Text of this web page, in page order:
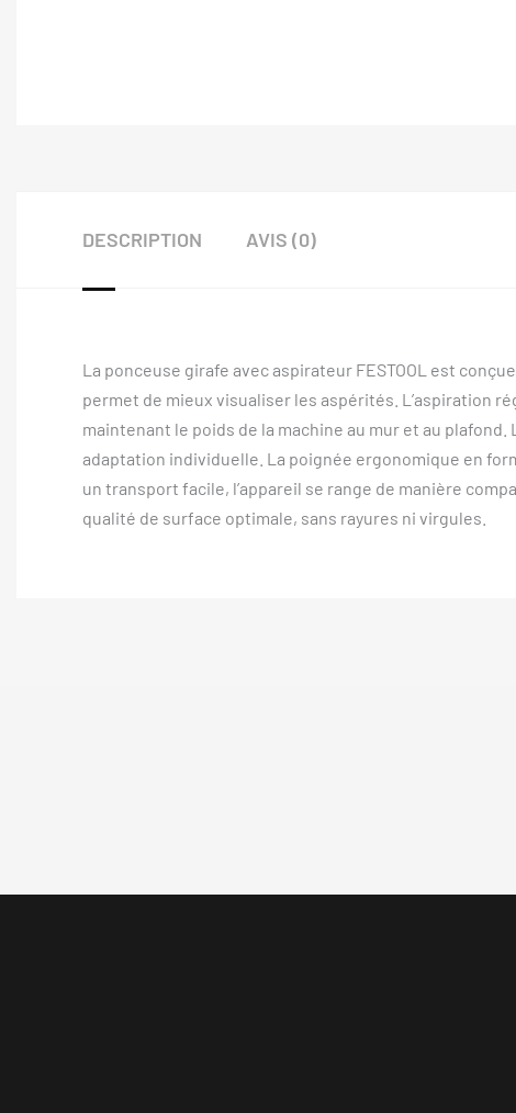
DESCRIPTION AVIS (0)
La ponceuse girafe avec aspirateur FESTOOL est
permet de mieux visualiser les aspérités. L’aspiration
maintenant le poids de la machine au mur et au
adaptation individuelle. La poignée ergonomique en
un transport facile, l’appareil se range de manière
qualité de surface optimale, sans rayures ni virgules.